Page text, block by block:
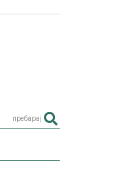
пребарај